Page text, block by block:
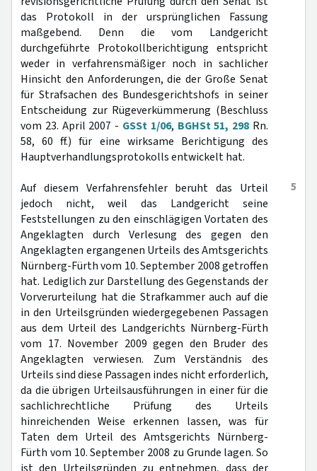
das Protokoll in der ursprünglichen Fassung
maßgebend. Denn die vom Landgericht
durchgeführte Protokollberichtigung entspricht
weder in verfahrensmäßiger noch in sachlicher
Hinsicht den Anforderungen, die der Große Senat
für Strafsachen des Bundesgerichtshofs in seiner
Entscheidung zur Rügeverkümmerung (Beschluss
vom 23. April 2007 - GSSt 1/06, BGHSt 51, 298 Rn.
58, 60 ff.) für eine wirksame Berichtigung des
Hauptverhandlungsprotokolls entwickelt hat.
5
Auf diesem Verfahrensfehler beruht das Urteil
jedoch nicht, weil das Landgericht seine
Feststellungen zu den einschlägigen Vortaten des
Angeklagten durch Verlesung des gegen den
Angeklagten ergangenen Urteils des Amtsgerichts
Nürnberg-Fürth vom 10. September 2008 getroffen
hat. Lediglich zur Darstellung des Gegenstands der
Vorverurteilung hat die Strafkammer auch auf die
in den Urteilsgründen wiedergegebenen Passagen
aus dem Urteil des Landgerichts Nürnberg-Fürth
vom 17. November 2009 gegen den Bruder des
Angeklagten verwiesen. Zum Verständnis des
Urteils sind diese Passagen indes nicht erforderlich,
da die übrigen Urteilsausführungen in einer für die
sachlichrechtliche Prüfung des Urteils
hinreichenden Weise erkennen lassen, was für
Taten dem Urteil des Amtsgerichts Nürnberg-
Fürth vom 10. September 2008 zu Grunde lagen. So